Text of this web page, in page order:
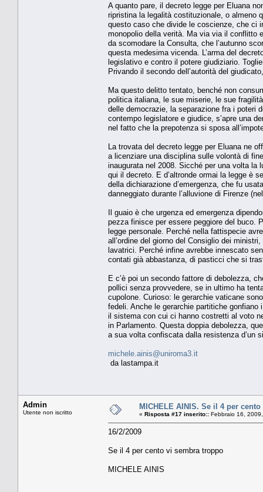
A quanto pare, il decreto legge per Eluana
ripristina la legalità costituzionale, o almeno
questo caso che divide le coscienze, che ci
monopolio della verità. Ma via via il conflitto
da scomodare la Consulta, che l’autunno
questa medesima vicenda. L’arma del
legislativo e contro il potere giudiziario.
Privando il secondo dell’autorità del
Ma questo delitto tentato, benché non
politica italiana, le sue miserie, le sue
delle democrazie, la separazione fra i poteri
contempo legislatore e giudice, s’apre una
nel fatto che la prepotenza si sposa
La trovata del decreto legge per Eluana ne
a licenziare una disciplina sulle volontà di
inaugurata nel 2008. Sicché per una volta la
qui il decreto. E d’altronde ormai la legge è
della dichiarazione d’emergenza, che fu
danneggiato durante l’alluvione di Firenze
Il guaio è che urgenza ed emergenza
pezza finisce per essere peggiore del buco.
legge personale. Perché nella fattispecie
all’ordine del giorno del Consiglio dei
lavatrici. Perché infine avrebbe innescato
contati già abbastanza, di pasticci che si
E c’è poi un secondo fattore di debolezza,
pollici senza provvedere, se in ultimo ha
cupolone. Curioso: le gerarchie vaticane
fedeli. Anche le gerarchie partitiche
il sistema con cui ci hanno costretti al voto
in Parlamento. Questa doppia debolezza,
a sua volta confiscata dalla resistenza d’un
michele.ainis@uniroma3.it
da lastampa.it
Admin
Utente non iscritto
MICHELE AINIS. Se il 4 per
« Risposta #17 inserito:: Febbraio 16,
16/2/2009
Se il 4 per cento vi sembra troppo
MICHELE AINIS